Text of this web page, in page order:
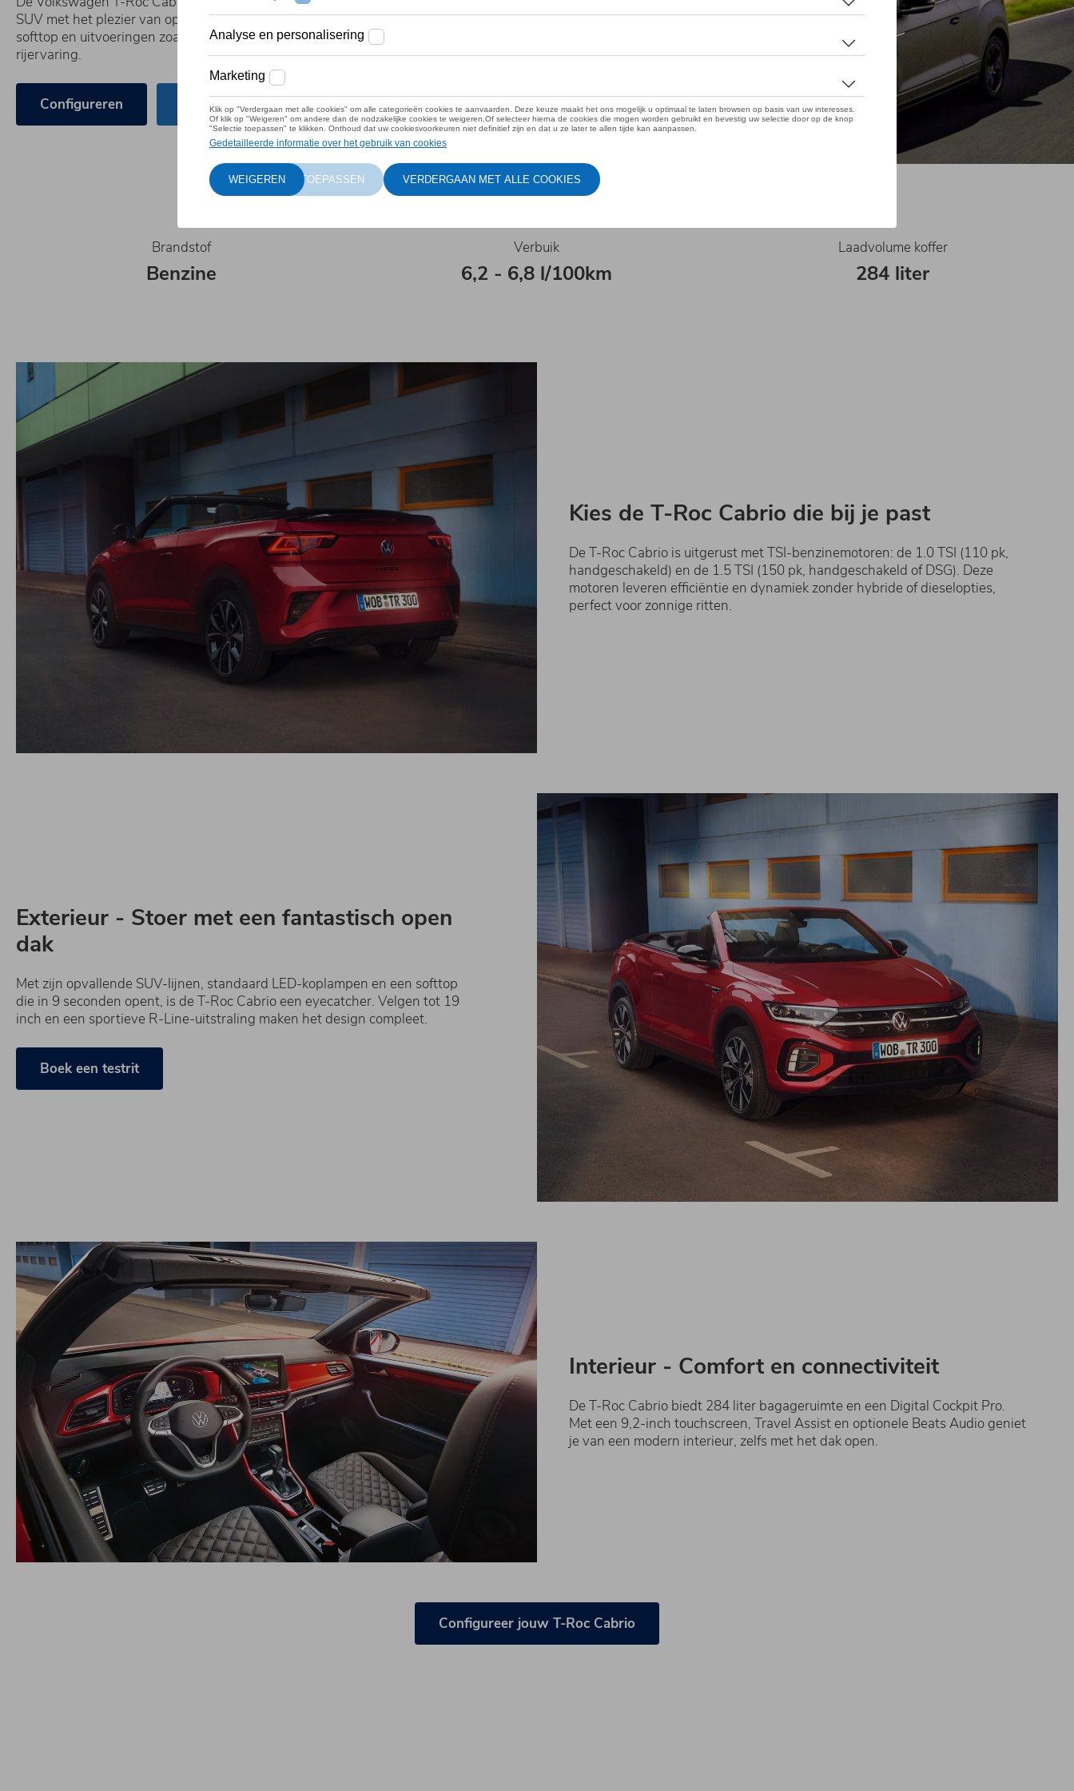
SUV met het plezier van open rijden. Met een elektrisch bedienbare
softtop en uitvoeringen zoals Style en R-Line biedt hij een unieke
rijervaring.
Configureren Direct leverbaar
Brandstof
Benzine
Verbuik
6,2 - 6,8 l/100km
Laadvolume koffer
284 liter
Kies de T-Roc Cabrio die bij je past
De T-Roc Cabrio is uitgerust met TSI-benzinemotoren: de 1.0 TSI (110 pk,
handgeschakeld) en de 1.5 TSI (150 pk, handgeschakeld of DSG). Deze
motoren leveren efficiëntie en dynamiek zonder hybride of dieselopties,
perfect voor zonnige ritten.
Exterieur - Stoer met een fantastisch open
dak
Met zijn opvallende SUV-lijnen, standaard LED-koplampen en een softtop
die in 9 seconden opent, is de T-Roc Cabrio een eyecatcher. Velgen tot 19
inch en een sportieve R-Line-uitstraling maken het design compleet.
Boek een testrit
Interieur - Comfort en connectiviteit
De T-Roc Cabrio biedt 284 liter bagageruimte en een Digital Cockpit Pro.
Met een 9,2-inch touchscreen, Travel Assist en optionele Beats Audio geniet
je van een modern interieur, zelfs met het dak open.
Configureer jouw T-Roc Cabrio